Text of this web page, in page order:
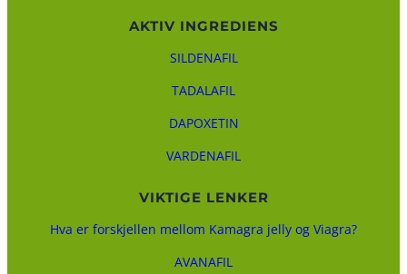
AKTIV INGREDIENS
SILDENAFIL
TADALAFIL
DAPOXETIN
VARDENAFIL
VIKTIGE LENKER
Hva er forskjellen mellom Kamagra jelly og Viagra?
AVANAFIL